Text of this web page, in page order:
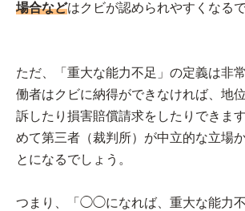
場合などはクビが認められやすくなるで
ただ、「重大な能力不足」の定義は非
働者はクビに納得ができなければ、地
訴したり損害賠償請求をしたりできま
めて第三者（裁判所）が中立的な立場
とになるでしょう。
つまり、「◯◯になれば、重大な能力